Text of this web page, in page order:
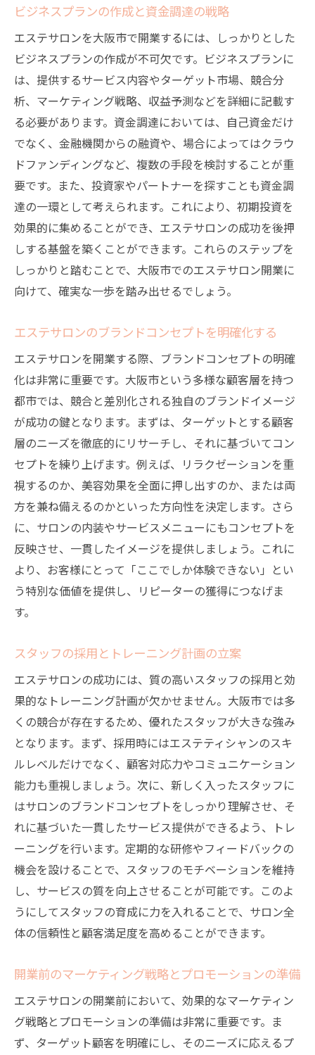
顧客体験を重視したサービスの工夫
エステティシャンのスキルアップと個別対
応の強化
ローカルマーケティングの活用による認知
度向上
顧客ロイヤルティを高めるためのプログラ
ムの構築
大阪市でのエステサロン開業に最適な立地条件
とは
交通の利便性が高いエリアの選定
周辺環境と競合店の立地関係の分析
ターゲット顧客の居住地との接近性
店舗規模と設備に応じた立地選び
択
地域のコミュニティとの連携を見据えた立
地戦略
エステサロン開業に必要な手続きと大阪市での
具体的な流れ
開業に必要な許認可の取得手順
法人登記と税務関連の手続き
スタッフの雇用と労働契約に関する法令遵
守
施設の衛生管理と安全基準の達成
保険の加入とリスクマネジメント
開業後の行政との連携体制の構築
顧客の美容健康ニーズに基づくメニューの
開発
パーソナライズされた施術プランの提案
最新トレンドを取り入れたサービスの提供
顧客の声を活かしたサービス改善の実施
ターゲット層別マーケティング施策
顧客満足度を向上させるための質の高い接
客
エステサロンの開業前に抱える不安を解消する
ためのヒント
成功事例から学ぶエステサロン開業の心構
え
リスクマネジメントとトラブルシューティ
資金計画と経営シミュレーションの重要性
業界の専門家からのアドバイスを求める
開業前のトレーニングとスキルアップの推
ビジネスプランの作成と資金調達の戦略
エステサロンを大阪市で開業するには、しっかりとした
ビジネスプランの作成が不可欠です。ビジネスプランに
は、提供するサービス内容やターゲット市場、競合分
析、マーケティング戦略、収益予測などを詳細に記載す
る必要があります。資金調達においては、自己資金だけ
でなく、金融機関からの融資や、場合によってはクラウ
ドファンディングなど、複数の手段を検討することが重
要です。また、投資家やパートナーを探すことも資金調
達の一環として考えられます。これにより、初期投資を
効果的に集めることができ、エステサロンの成功を後押
しする基盤を築くことができます。これらのステップを
しっかりと踏むことで、大阪市でのエステサロン開業に
向けて、確実な一歩を踏み出せるでしょう。
エステサロンのブランドコンセプトを明確化する
エステサロンを開業する際、ブランドコンセプトの明確
化は非常に重要です。大阪市という多様な顧客層を持つ
都市では、競合と差別化される独自のブランドイメージ
が成功の鍵となります。まずは、ターゲットとする顧客
層のニーズを徹底的にリサーチし、それに基づいてコン
セプトを練り上げます。例えば、リラクゼーションを重
視するのか、美容効果を全面に押し出すのか、または両
方を兼ね備えるのかといった方向性を決定します。さら
に、サロンの内装やサービスメニューにもコンセプトを
反映させ、一貫したイメージを提供しましょう。これに
より、お客様にとって「ここでしか体験できない」とい
う特別な価値を提供し、リピーターの獲得につなげま
す。
スタッフの採用とトレーニング計画の立案
エステサロンの成功には、質の高いスタッフの採用と効
果的なトレーニング計画が欠かせません。大阪市では多
くの競合が存在するため、優れたスタッフが大きな強み
となります。まず、採用時にはエステティシャンのスキ
ルレベルだけでなく、顧客対応力やコミュニケーション
能力も重視しましょう。次に、新しく入ったスタッフに
はサロンのブランドコンセプトをしっかり理解させ、そ
れに基づいた一貫したサービス提供ができるよう、トレ
ーニングを行います。定期的な研修やフィードバックの
機会を設けることで、スタッフのモチベーションを維持
し、サービスの質を向上させることが可能です。このよ
うにしてスタッフの育成に力を入れることで、サロン全
体の信頼性と顧客満足度を高めることができます。
開業前のマーケティング戦略とプロモーションの準備
エステサロンの開業前において、効果的なマーケティン
グ戦略とプロモーションの準備は非常に重要です。ま
ず、ターゲット顧客を明確にし、そのニーズに応えるプ